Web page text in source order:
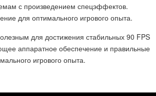
с произведением спецэффектов.
для оптимального игрового опыта.
для достижения стабильных 90 FPS
аппаратное обеспечение и правильные
игрового опыта.